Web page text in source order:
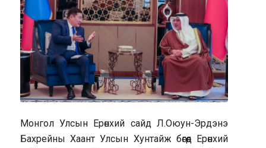
Монгол Улсын Ерөнхий сайд Л.Оюун-Эрдэнэ
Бахрейны Хаант Улсын Хунтайж бөгөөд Ерөнхий